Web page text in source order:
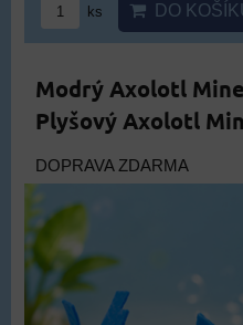
ks DO
Modrý Axolotl
Plyšový Axolotl
DOPRAVA ZDARMA